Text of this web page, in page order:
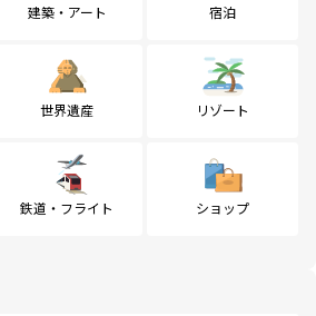
建築・アート 宿泊
世界遺産 リゾート
鉄道・フライト ショップ